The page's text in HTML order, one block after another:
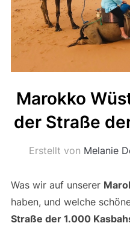
Marokko
der Straße
Erstellt von Melanie
Was wir auf unserer
haben, und welche
Straße der 1.000